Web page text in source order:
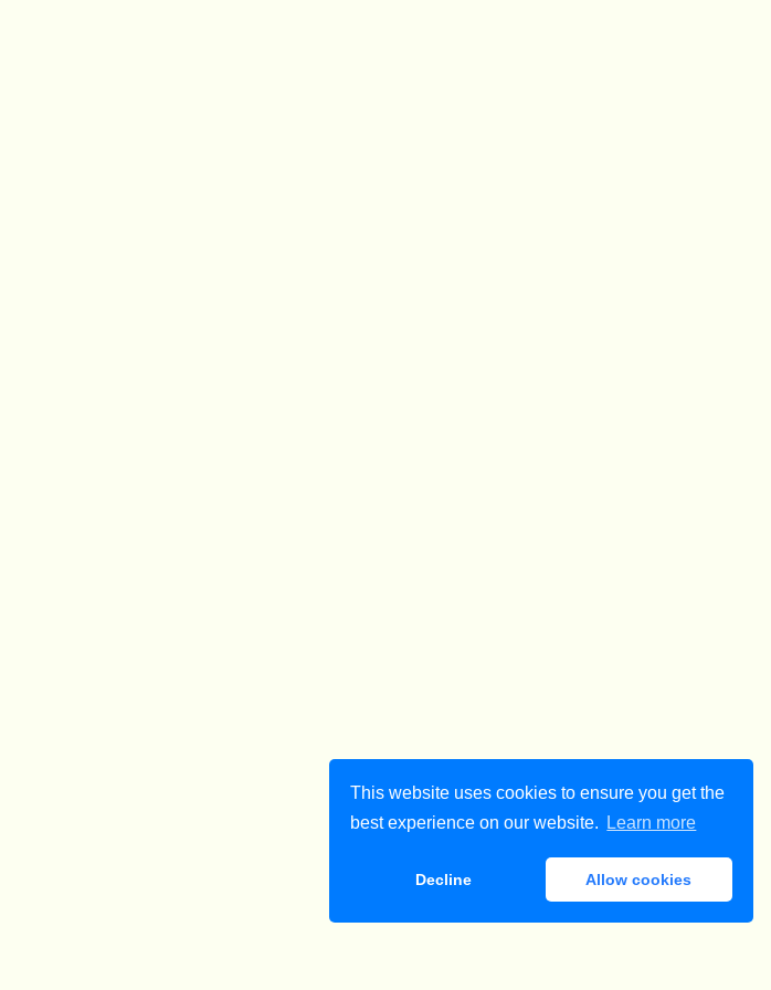
This website uses cookies to ensure you get the
best experience on our website.
Learn more
Decline Allow cookies